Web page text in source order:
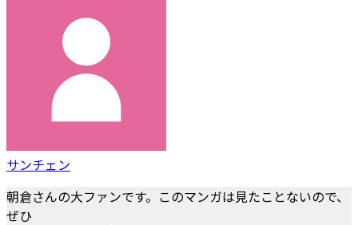
サンチェン
朝倉さんの大ファンです。このマンガは見たことないので、
ぜひ